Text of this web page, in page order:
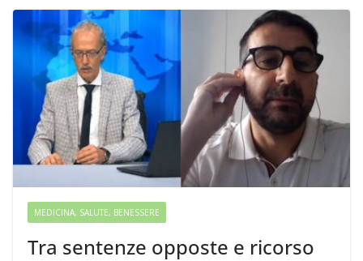
MEDICINA, SALUTE, BENESSERE
Tra sentenze opposte e ricorso